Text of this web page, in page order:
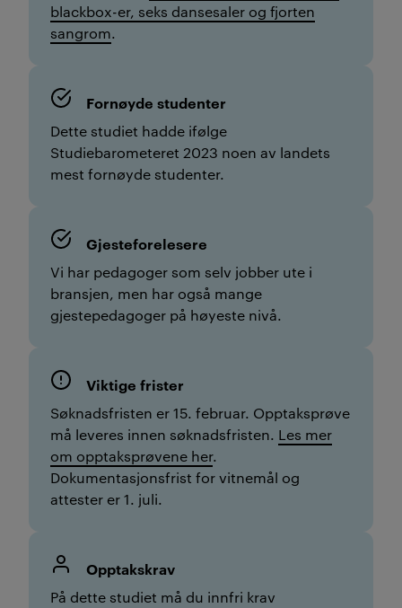
blackbox-er, seks dansesaler og fjorten
sangrom.
Fornøyde studenter
Dette studiet hadde ifølge
Studiebarometeret 2023 noen av landets
mest fornøyde studenter.
Gjesteforelesere
Vi har pedagoger som selv jobber ute i
bransjen, men har også mange
gjestepedagoger på høyeste nivå.
Viktige frister
Søknadsfristen er 15. februar. Opptaksprøve
må leveres innen søknadsfristen. Les mer
om opptaksprøvene her.
Dokumentasjonsfrist for vitnemål og
attester er 1. juli.
Opptakskrav
På dette studiet må du innfri krav